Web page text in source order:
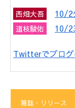
西畑大吾 10/2
道枝駿佑 10/
Twitterでブログ
雑誌・リリース